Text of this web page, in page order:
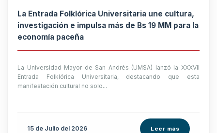
La Entrada Folklórica Universitaria une cultura,
investigación e impulsa más de Bs 19 MM para la
economía paceña
La Universidad Mayor de San Andrés (UMSA) lanzó la XXXVII
Entrada Folklórica Universitaria, destacando que esta
manifestación cultural no solo...
15 de Julio del 2026 Leer más